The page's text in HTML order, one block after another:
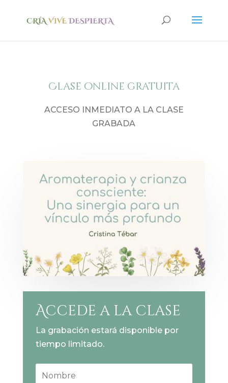
Clase online gratuita
ACCESO INMEDIATO A LA CLASE
GRABADA
Accede a la clase
La grabación estará disponible por
tiempo limitado.